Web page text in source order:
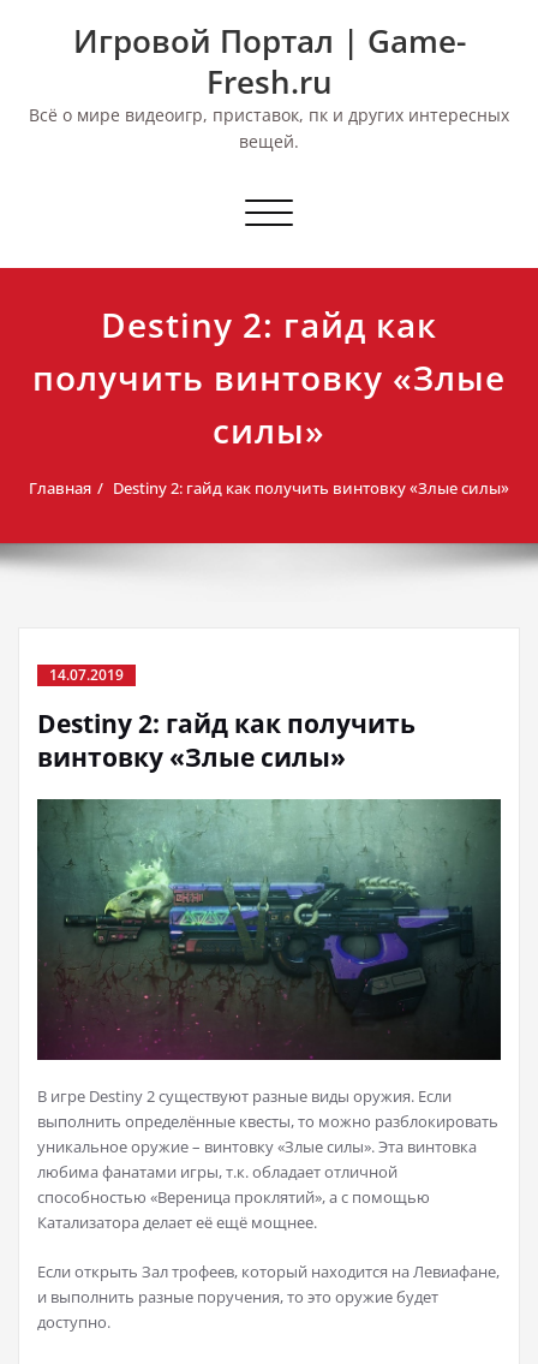
Игровой Портал | Game-
Fresh.ru
Всё о мире видеоигр, приставок, пк и других интересных
вещей.
Переключить
Destiny 2: гайд как
получить винтовку «Злые
силы»
Главная Destiny 2: гайд как получить винтовку «Злые силы»
14.07.2019
Destiny 2: гайд как получить
винтовку «Злые силы»
В игре Destiny 2 существуют разные виды оружия. Если
выполнить определённые квесты, то можно разблокировать
уникальное оружие – винтовку «Злые силы». Эта винтовка
любима фанатами игры, т.к. обладает отличной
способностью «Вереница проклятий», а с помощью
Катализатора делает её ещё мощнее.
Если открыть Зал трофеев, который находится на Левиафане,
и выполнить разные поручения, то это оружие будет
доступно.